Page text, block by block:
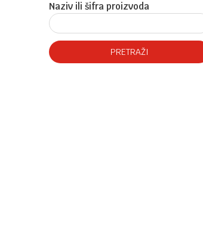
Naziv ili šifra proizvoda
PRETRAŽI